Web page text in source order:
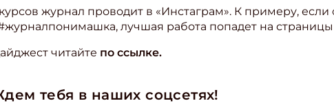
журнал проводит в «Инстаграм». К примеру,
лучшая работа попадет на
читайте по ссылке.
тебя в наших соцсетях!